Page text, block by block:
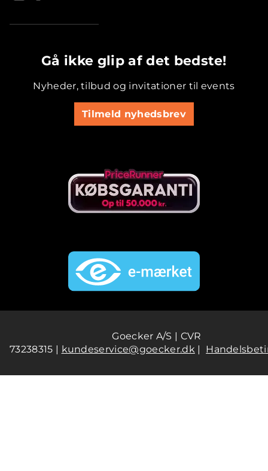
Gå ikke glip af det bedste!
Nyheder, tilbud og invitationer til events
Tilmeld nyhedsbrev
Goecker A/S | CVR
73238315 | kundeservice@goecker.dk |